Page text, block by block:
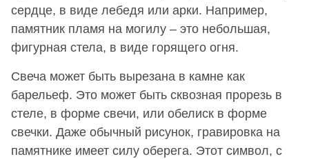
сердце, в виде лебедя или арки. Например,
памятник пламя на могилу – это небольшая,
фигурная стела, в виде горящего огня.
Свеча может быть вырезана в камне как
барельеф. Это может быть сквозная прорезь в
стеле, в форме свечи, или обелиск в форме
свечки. Даже обычный рисунок, гравировка на
памятнике имеет силу оберега. Этот символ, с